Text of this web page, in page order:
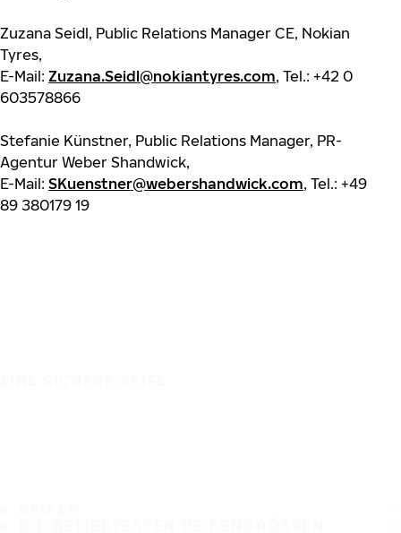
Zuzana Seidl, Public Relations Manager CE, Nokian
Tyres,
E-Mail: Zuzana.Seidl@nokiantyres.com, Tel.: +42 0
603578866
Stefanie Künstner, Public Relations Manager, PR-
Agentur Weber Shandwick,
E-Mail: SKuenstner@webershandwick.com, Tel.: +49
89 380179 19